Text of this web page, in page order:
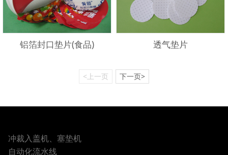
铝箔封口垫片(食品) 透气垫片
<上一页 下一页>
冲裁入盖机、塞垫机
自动化流水线